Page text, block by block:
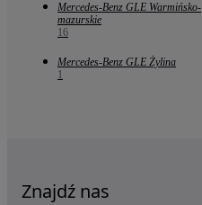
Mercedes-Benz GLE Warmińsko-
mazurskie
16
Mercedes-Benz GLE Żylina
1
Znajdź nas